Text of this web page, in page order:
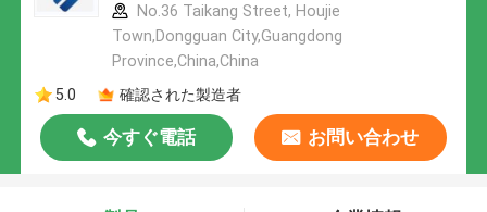
No.36 Taikang Street, Houjie
Town,Dongguan City,Guangdong
Province,China,China
5.0
確認された製造者
今すぐ電話 お問い合わせ